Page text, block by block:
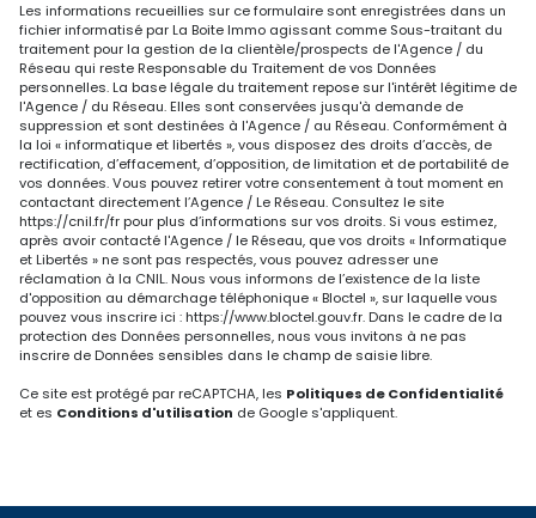
Les informations recueillies sur ce formulaire sont enregistrées dans un
fichier informatisé par La Boite Immo agissant comme Sous-traitant du
traitement pour la gestion de la clientèle/prospects de l'Agence / du
Réseau qui reste Responsable du Traitement de vos Données
personnelles. La base légale du traitement repose sur l'intérêt légitime de
l'Agence / du Réseau. Elles sont conservées jusqu'à demande de
suppression et sont destinées à l'Agence / au Réseau. Conformément à
la loi « informatique et libertés », vous disposez des droits d’accès, de
rectification, d’effacement, d’opposition, de limitation et de portabilité de
vos données. Vous pouvez retirer votre consentement à tout moment en
contactant directement l’Agence / Le Réseau. Consultez le site
https://cnil.fr/frpour plus d’informations sur vos droits. Si vous estimez,
après avoir contacté l'Agence / le Réseau, que vos droits « Informatique
et Libertés » ne sont pas respectés, vous pouvez adresser une
réclamation à la CNIL. Nous vous informons de l’existence de la liste
d'opposition au démarchage téléphonique « Bloctel », sur laquelle vous
pouvez vous inscrire ici :https://www.bloctel.gouv.fr. Dans le cadre de la
protection des Données personnelles, nous vous invitons à ne pas
inscrire de Données sensibles dans le champ de saisie libre.
Ce site est protégé par reCAPTCHA, les Politiques de Confidentialité
et es Conditions d'utilisation de Google s'appliquent.